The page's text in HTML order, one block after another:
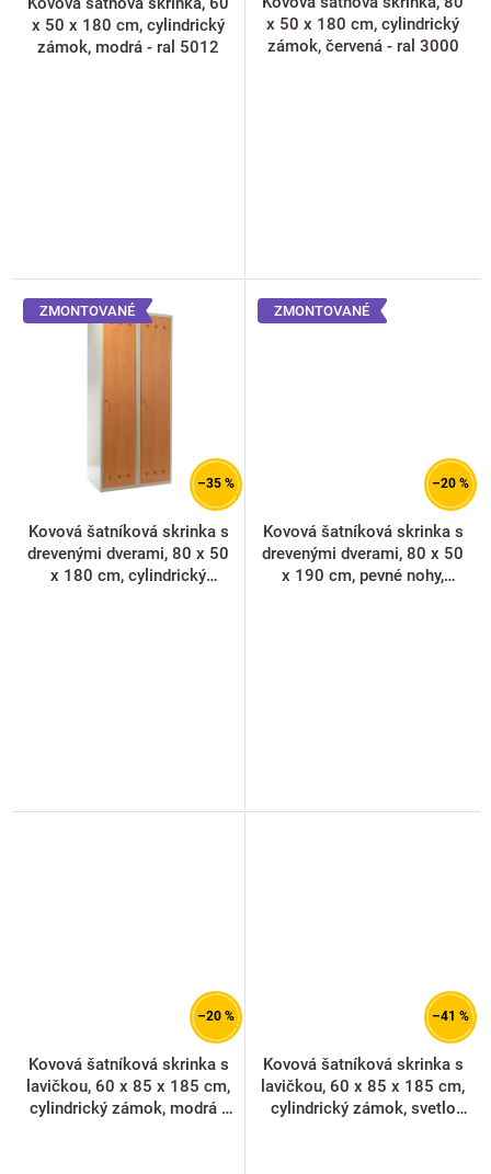
x 50 x 180 cm, cylindrický
zámok, modrá - ral 5012
x 50 x 180 cm, cylindrický
zámok, červená - ral 3000
ZMONTOVANÉ
–35 %
Kovová šatníková skrinka s
drevenými dverami, 80 x 50
x 180 cm, cylindrický
ZMONTOVANÉ
–20 %
Kovová šatníková skrinka s
drevenými dverami, 80 x 50
x 190 cm, pevné nohy,
–20 %
Kovová šatníková skrinka s
lavičkou, 60 x 85 x 185 cm,
cylindrický zámok, modrá -
–41 %
Kovová šatníková skrinka s
lavičkou, 60 x 85 x 185 cm,
cylindrický zámok, svetlo